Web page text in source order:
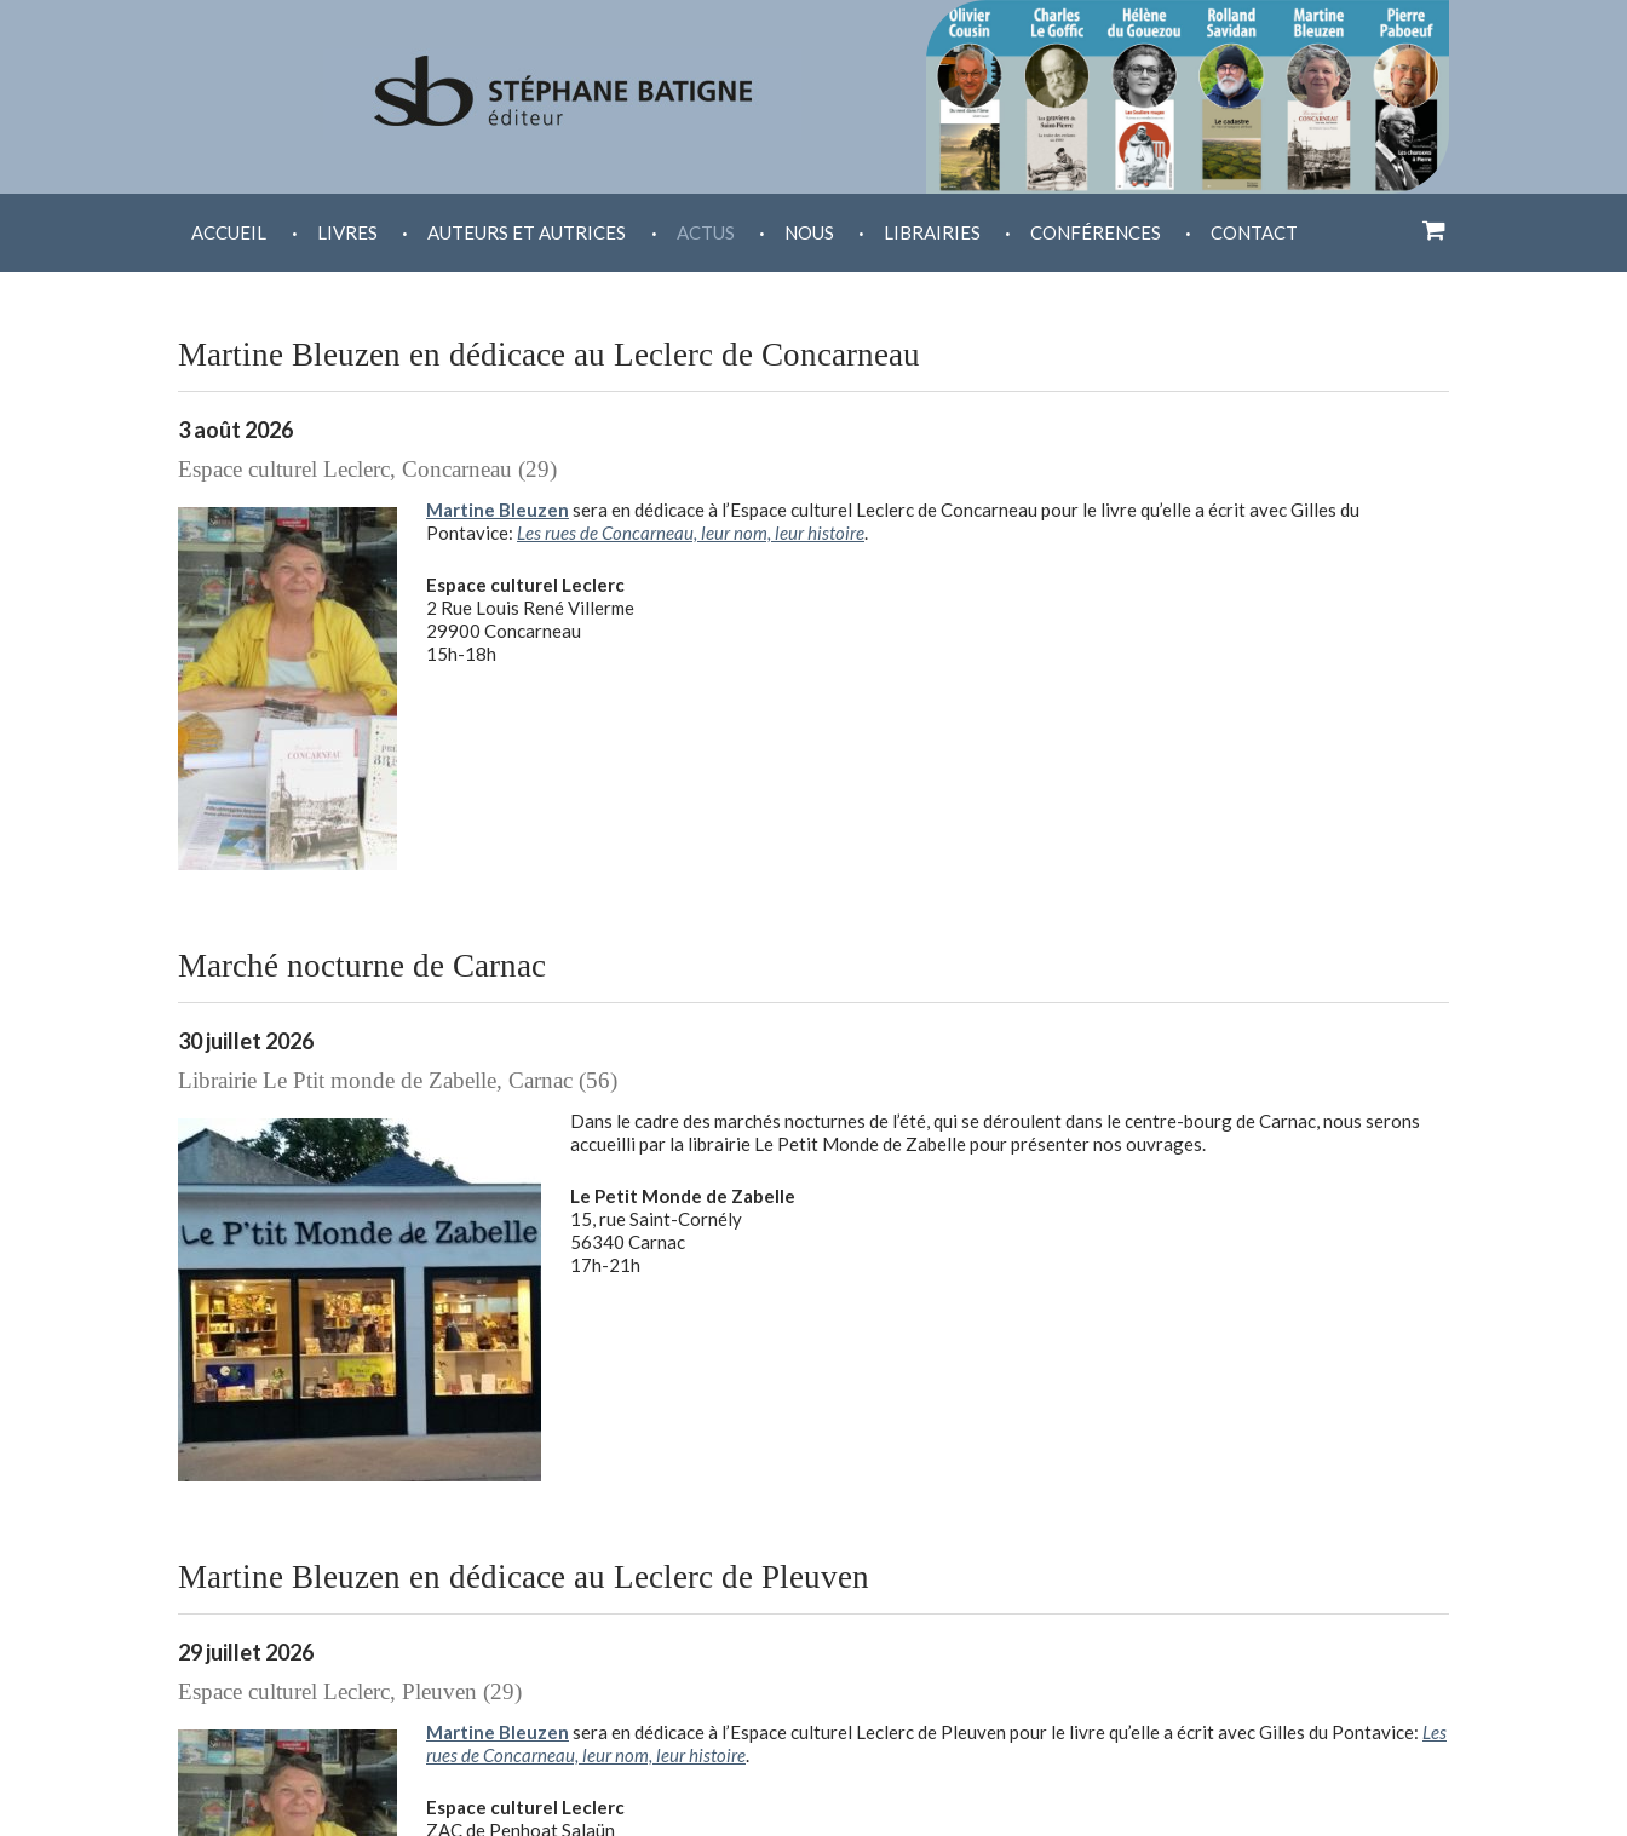
AU
ACCUEIL . LIVRES . AUTEURS ET AUTRICES . ACTUS . NOUS . LIBRAIRIES . CONFÉRENCES . CONTACT
Martine Bleuzen en dédicace au Leclerc de Concarneau
3 août 2026
Espace culturel Leclerc, Concarneau (29)
Martine Bleuzen sera en dédicace à l’Espace culturel Leclerc de Concarneau pour le livre qu’elle a écrit avec Gilles du
Pontavice: Les rues de Concarneau, leur nom, leur histoire.
Espace culturel Leclerc
2 Rue Louis René Villerme
29900 Concarneau
15h-18h
Marché nocturne de Carnac
30 juillet 2026
Librairie Le Ptit monde de Zabelle, Carnac (56)
Dans le cadre des marchés nocturnes de l’été, qui se déroulent dans le centre-bourg de Carnac, nous serons
accueilli par la librairie Le Petit Monde de Zabelle pour présenter nos ouvrages.
Le Petit Monde de Zabelle
15, rue Saint-Cornély
56340 Carnac
17h-21h
Martine Bleuzen en dédicace au Leclerc de Pleuven
29 juillet 2026
Espace culturel Leclerc, Pleuven (29)
Martine Bleuzen sera en dédicace à l’Espace culturel Leclerc de Pleuven pour le livre qu’elle a écrit avec Gilles du Pontavice: Les
rues de Concarneau, leur nom, leur histoire.
Espace culturel Leclerc
ZAC de Penhoat Salaün